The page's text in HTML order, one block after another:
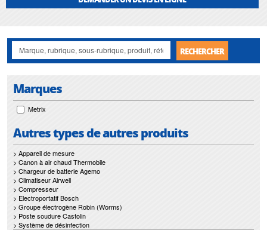
Motralecmet également à votre disposition son service deréparationet
Nos interventions sur toute l'Ile de France suivant vos besoins et vos
contraintes sont un gage d'efficacité, et garantissent l'absence de perturbation
de vos installations degenerateur de fonctions.
RECHERCHER
Marques
Metrix
Autres types de autres produits
> Appareil de mesure
> Canon à air chaud Thermobile
> Chargeur de batterie Agemo
> Climatiseur Airwell
> Compresseur
> Electroportatif Bosch
> Groupe électrogène Robin (Worms)
> Poste soudure Castolin
> Système de désinfection